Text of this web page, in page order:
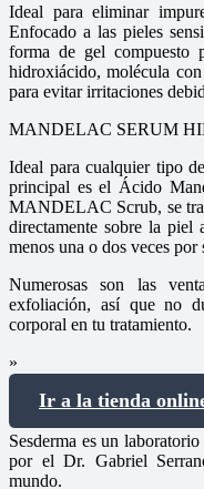
Ideal para eliminar
Enfocado a las pieles
forma de gel
hidroxiácido, molécula
para evitar irritaciones
MANDELAC SERUM
Ideal para cualquier tipo
principal es el Ácido
MANDELAC Scrub, se
directamente sobre la piel
menos una o dos veces por
Numerosas son las
exfoliación, así que no
corporal en tu tratamiento.
»
Ir a la tienda
Sesderma es un
por el Dr. Gabriel
mundo.